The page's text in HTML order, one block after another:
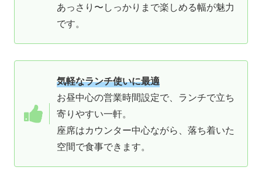
あっさり〜しっかりまで楽しめる幅が魅力
です。
気軽なランチ使いに最適
お昼中心の営業時間設定で、ランチで立ち
寄りやすい一軒。
座席はカウンター中心ながら、落ち着いた
空間で食事できます。